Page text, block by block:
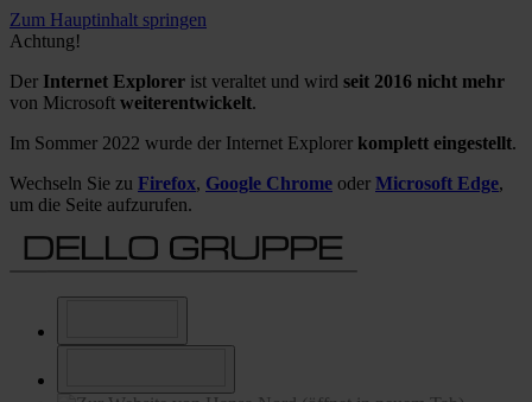
Zum Hauptinhalt springen
Achtung!
Der Internet Explorer ist veraltet und wird seit 2016 nicht mehr
von Microsoft weiterentwickelt.
Im Sommer 2022 wurde der Internet Explorer komplett eingestellt.
Wechseln Sie zu Firefox, Google Chrome oder Microsoft Edge,
um die Seite aufzurufen.